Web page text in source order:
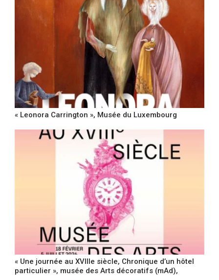
« Leonora Carrington », Musée du Luxembourg
« Une journée au XVIIIe siècle, Chronique d’un hôtel
particulier », musée des Arts décoratifs (mAd),